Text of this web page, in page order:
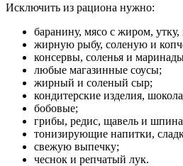
Исключить из рациона нужно:
баранину, мясо с жиром, утку,
жирную рыбу, соленую и
консервы, соленья и
любые магазинные соусы;
жирный и соленый сыр;
кондитерские изделия,
бобовые;
грибы, редис, щавель и
тонизирующие напитки,
свежую выпечку;
чеснок и репчатый лук.